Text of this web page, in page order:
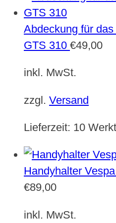
Abdeckung für
GTS 310 €49,00
inkl. MwSt.
zzgl. Versand
Lieferzeit: 10
Handyhalter
€89,00
inkl. MwSt.